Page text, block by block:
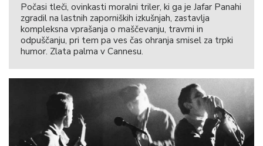
Počasi tleči, ovinkasti moralni triler, ki ga je Jafar Panahi
zgradil na lastnih zaporniških izkušnjah, zastavlja
kompleksna vprašanja o maščevanju, travmi in
odpuščanju, pri tem pa ves čas ohranja smisel za trpki
humor. Zlata palma v Cannesu.